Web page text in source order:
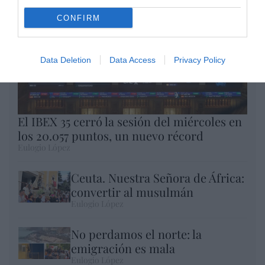
CONFIRM
Data Deletion Data Access Privacy Policy
El IBEX 35 cerró la sesión del miércoles en
los 20.057 puntos, un nuevo récord
Ceuta. Nuestra Señora de África:
convertir al musulmán
No perdamos el norte: la
emigración es mala